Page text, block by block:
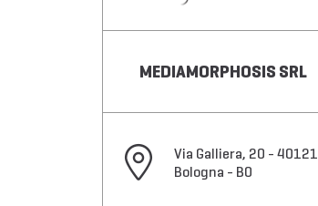
MEDIAMORPHOSIS SRL
Via Galliera, 20 - 40121
Bologna - BO